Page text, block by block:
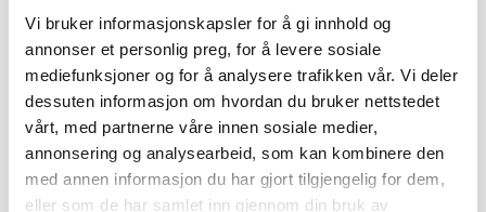
Vi bruker informasjonskapsler for å gi innhold og
annonser et personlig preg, for å levere sosiale
mediefunksjoner og for å analysere trafikken vår. Vi deler
dessuten informasjon om hvordan du bruker nettstedet
vårt, med partnerne våre innen sosiale medier,
annonsering og analysearbeid, som kan kombinere den
med annen informasjon du har gjort tilgjengelig for dem,
eller som de har samlet inn gjennom din bruk av
Lindesnes
Lyngdal
Bli med og prøv deg på artsregistrering 11 juni på
kroodden! Du får hjelp, veiledning til ulike nivået,
og hyggelige turkamerater. Ta med turtøy og
helst den nedlastbare appenartsorakelet.